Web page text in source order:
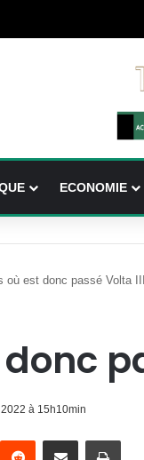
ECONOMIE
où est donc passé Volta
à 15h10min
Reddit Partager par email